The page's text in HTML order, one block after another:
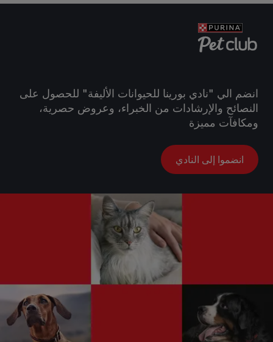
انضم الي "نادي بورينا للحيوانات الأليفة" للحصول على
النصائح والإرشادات من الخبراء، وعروض حصرية،
ومكافآت مميزة
انضموا إلى النادي